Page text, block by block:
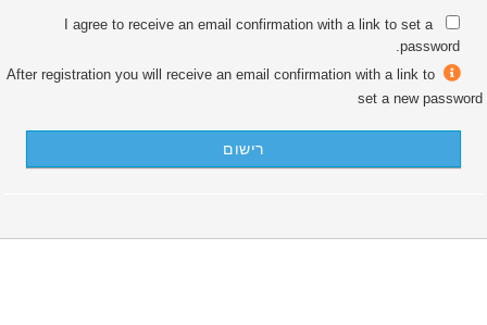
I agree to receive an email confirmation with a link to set a
password.
After registration you will receive an email confirmation with a link to
set a new password